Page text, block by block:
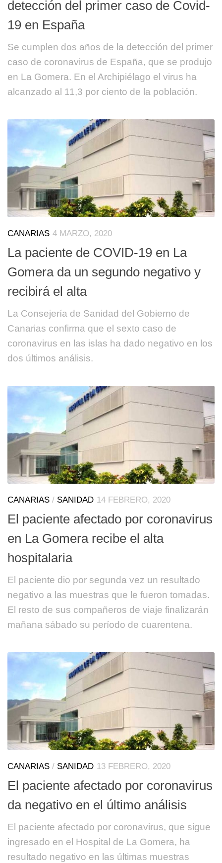
detección del primer caso de Covid-
19 en España
Se cumplen dos años de la detección del primer
caso de coronavirus de España, que se produjo
en La Gomera. En el Archipiélago el virus ha
alcanzado al 11,3 por ciento de la población.
CANARIAS 4 MARZO, 2020
La paciente de COVID-19 en La
Gomera da un segundo negativo y
recibirá el alta
La Consejería de Sanidad del Gobierno de
Canarias confirma que el sexto caso de
coronavirus en las islas ha dado negativo en los
dos últimos análisis.
CANARIAS / SANIDAD 14 FEBRERO, 2020
El paciente afectado por coronavirus
en La Gomera recibe el alta
hospitalaria
El paciente dio por segunda vez un resultado
negativo a las muestras que le fueron tomadas.
El resto de sus compañeros de viaje finalizarán
mañana sábado su período de cuarentena.
CANARIAS / SANIDAD 13 FEBRERO, 2020
El paciente afectado por coronavirus
da negativo en el último análisis
El paciente afectado por coronavirus, que sigue
ingresado en el Hospital de La Gomera, ha
resultado negativo en las últimas muestras